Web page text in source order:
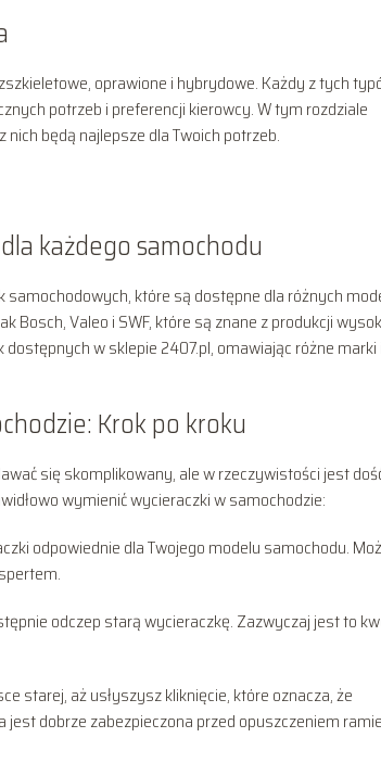
oprawione i hybrydowe. Każdy z tych
potrzeb i preferencji kierowcy. W tym rozdziale
będą najlepsze dla Twoich potrzeb.
każdego samochodu
które są dostępne dla różnych
Valeo i SWF, które są znane z produkcji
w sklepie 2407.pl, omawiając różne marki i
Krok po kroku
się skomplikowany, ale w rzeczywistości jest
wymienić wycieraczki w samochodzie:
odpowiednie dla Twojego modelu samochodu.
odczep starą wycieraczkę. Zazwyczaj jest to
starej, aż usłyszysz kliknięcie, które oznacza, że
dobrze zabezpieczona przed opuszczeniem